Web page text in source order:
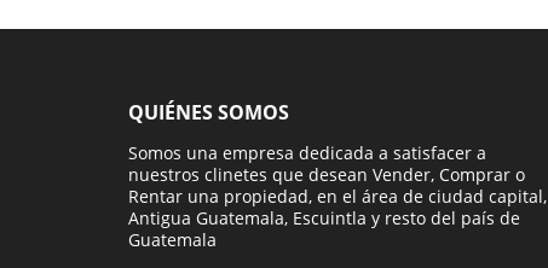
QUIÉNES SOMOS
Somos una empresa dedicada a satisfacer a
nuestros clinetes que desean Vender, Comprar o
Rentar una propiedad, en el área de ciudad capital,
Antigua Guatemala, Escuintla y resto del país de
Guatemala